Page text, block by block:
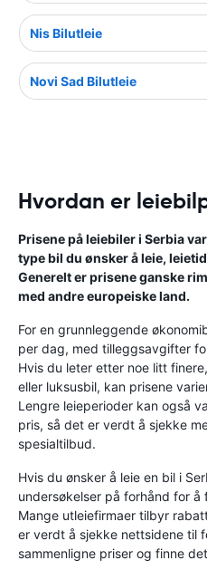
Nis Bilutleie
Novi Sad Bilutleie
Hvordan er
Prisene på leiebiler i Serbia
type bil du ønsker å leie,
Generelt er prisene ganske
med andre europeiske land.
For en grunnleggende
per dag, med tilleggsavgifter
Hvis du leter etter noe litt
eller luksusbil, kan prisene
Lengre leieperioder kan også
pris, så det er verdt å sjekke
spesialtilbud.
Hvis du ønsker å leie en bil i
undersøkelser på forhånd for
Mange utleiefirmaer tilbyr
er verdt å sjekke nettsidene til
sammenligne priser og finne